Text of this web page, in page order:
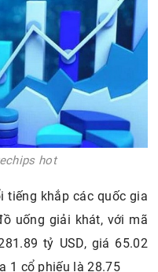
hot
tiếng khắp các quốc gia
uống giải khát, với mã
tỷ USD, giá 65.02
1 cổ phiếu là 28.75